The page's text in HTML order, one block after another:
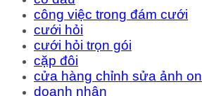
công việc trong đám cưới
cưới hỏi
cưới hỏi trọn gói
cặp đôi
cửa hàng chỉnh sửa ảnh
doanh nhân